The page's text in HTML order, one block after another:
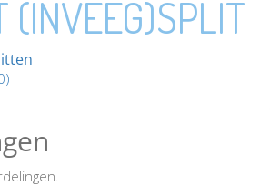
(INVEEG)SPLIT